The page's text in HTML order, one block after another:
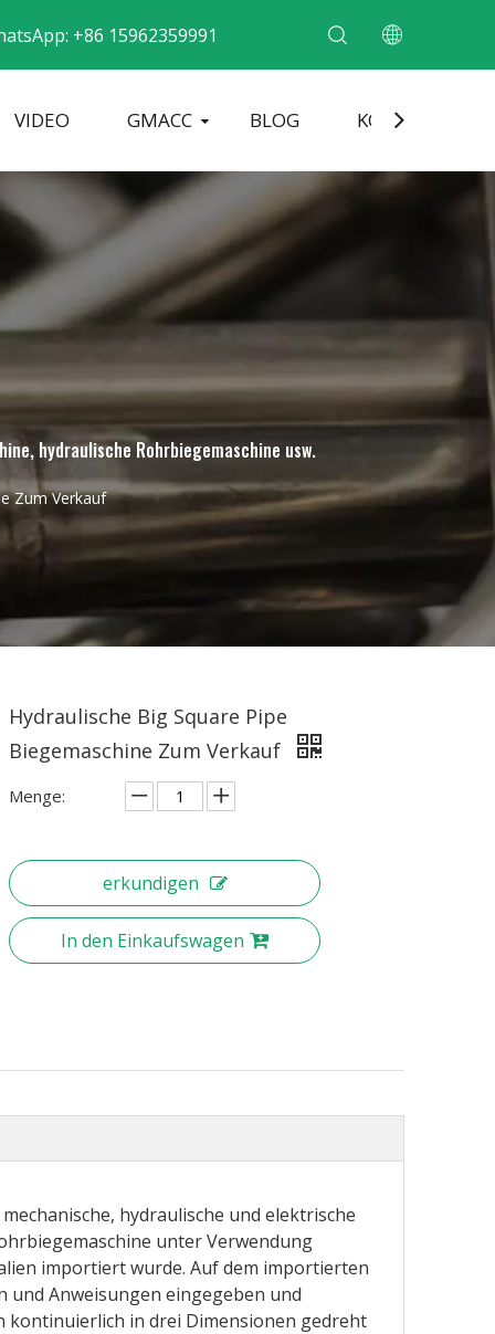
+86 15962359991
VIDEO GMACC BLOG KONTAKT
hydraulische Rohrbiegemaschine usw.
Zum Verkauf
Hydraulische Big Square Pipe
Biegemaschine Zum Verkauf
Menge:
erkundigen
In den Einkaufswagen
hydraulische und elektrische
unter Verwendung
importiert wurde. Auf dem importierten
und Anweisungen eingegeben und
kontinuierlich in drei Dimensionen gedreht